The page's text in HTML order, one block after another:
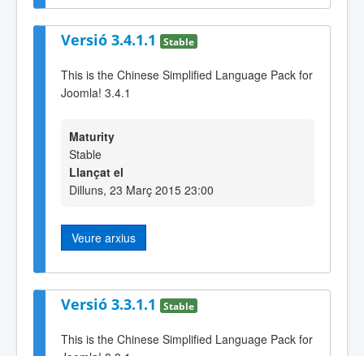
Versió 3.4.1.1 Stable
This is the Chinese Simplified Language Pack for
Joomla! 3.4.1
Maturity
Stable
Llançat el
Dilluns, 23 Març 2015 23:00
Veure arxius
Versió 3.3.1.1 Stable
This is the Chinese Simplified Language Pack for